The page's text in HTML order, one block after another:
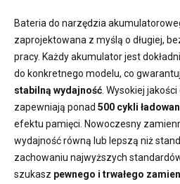
Bateria do narzędzia
zaprojektowana z myślą o długiej,
pracy. Każdy akumulator jest
do konkretnego modelu, co
stabilną wydajność . Wysokiej
zapewniają ponad 500 cykli
efektu pamięci. Nowoczesny
wydajność równą lub lepszą niż
zachowaniu najwyższych
szukasz pewnego i trwałego